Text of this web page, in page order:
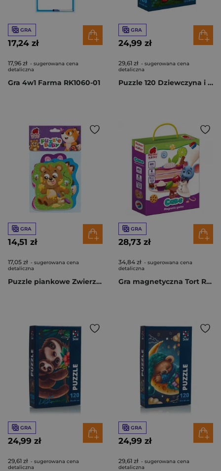
GRA
17,24 zł
17,96 zł - sugerowana cena
detaliczna
Gra 4w1 Farma RK1060-01
GRA
24,99 zł
29,61 zł - sugerowana cena
detaliczna
Puzzle 120 Dziewczyna i Wilk DT100-11
GRA
14,51 zł
17,05 zł - sugerowana cena
detaliczna
Puzzle piankowe Zwierzęta leśne RK6010-06
GRA
28,73 zł
34,84 zł - sugerowana cena
detaliczna
Gra magnetyczna Tort RK2020-06
GRA
24,99 zł
29,61 zł - sugerowana cena
detaliczna
GRA
24,99 zł
29,61 zł - sugerowana cena
detaliczna